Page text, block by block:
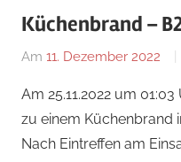
Küchenbrand –
Am 11. Dezember 2022
Am 25.11.2022 um
zu einem Küchenbrand
Nach Eintreffen am